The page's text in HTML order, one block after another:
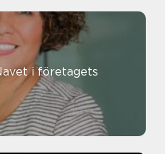
i företagets